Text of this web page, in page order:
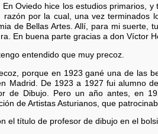
Oviedo hice los estudios primarios, y
razón por la cual, una vez terminados
de Bellas Artes. Allí, para mi suerte,
En buena parte gracias a don Víctor
entendido que muy precoz.
porque en 1923 gané una de las
Madrid. De 1923 a 1927 fui alumno
de Dibujo. Pero un año antes, en
de Artistas Asturianos, que
el título de profesor de dibujo en el